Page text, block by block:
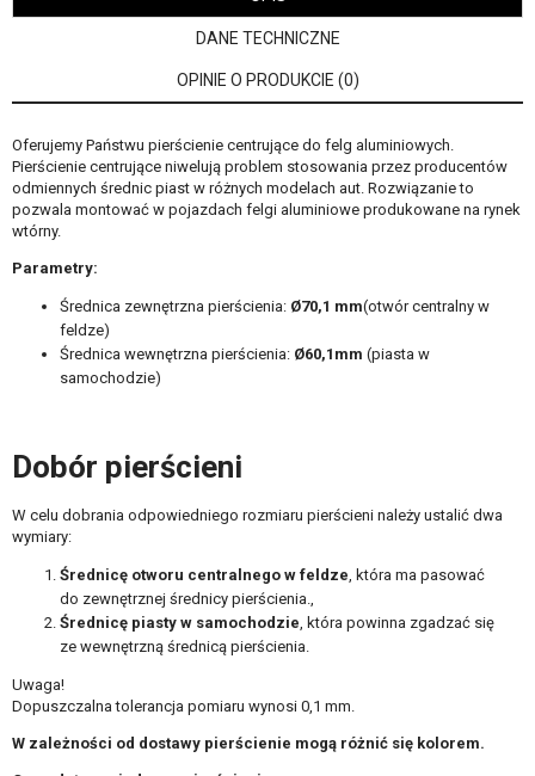
DANE TECHNICZNE
OPINIE O PRODUKCIE (0)
Oferujemy Państwu pierścienie centrujące do felg aluminiowych.
Pierścienie centrujące niwelują problem stosowania przez producentów
odmiennych średnic piast w różnych modelach aut. Rozwiązanie to
pozwala montować w pojazdach felgi aluminiowe produkowane na rynek
wtórny.
Parametry:
Średnica zewnętrzna pierścienia: Ø70,1 mm(otwór centralny w
feldze)
Średnica wewnętrzna pierścienia: Ø60,1 mm (piasta w
samochodzie)
Dobór pierścieni
W celu dobrania odpowiedniego rozmiaru pierścieni należy ustalić dwa
wymiary:
Średnicę otworu centralnego w feldze , która ma pasować
do zewnętrznej średnicy pierścienia.,
Średnicę piasty w samochodzie , która powinna zgadzać się
ze wewnętrzną średnicą pierścienia.
Uwaga!
Dopuszczalna tolerancja pomiaru wynosi 0,1 mm.
W zależności od dostawy pierścienie mogą różnić się kolorem.